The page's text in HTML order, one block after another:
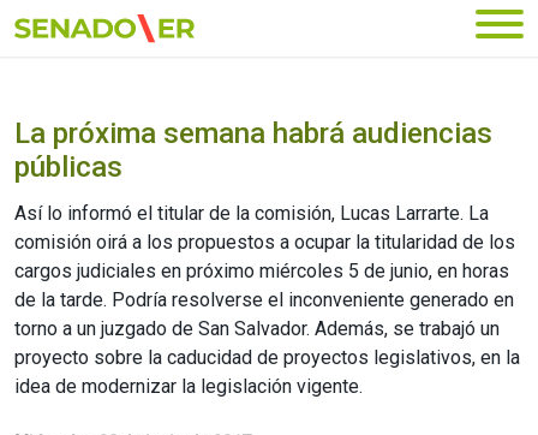
Ir al menú principal
La próxima semana habrá audiencias
públicas
Así lo informó el titular de la comisión, Lucas Larrarte. La
comisión oirá a los propuestos a ocupar la titularidad de los
cargos judiciales en próximo miércoles 5 de junio, en horas
de la tarde. Podría resolverse el inconveniente generado en
torno a un juzgado de San Salvador. Además, se trabajó un
proyecto sobre la caducidad de proyectos legislativos, en la
idea de modernizar la legislación vigente.